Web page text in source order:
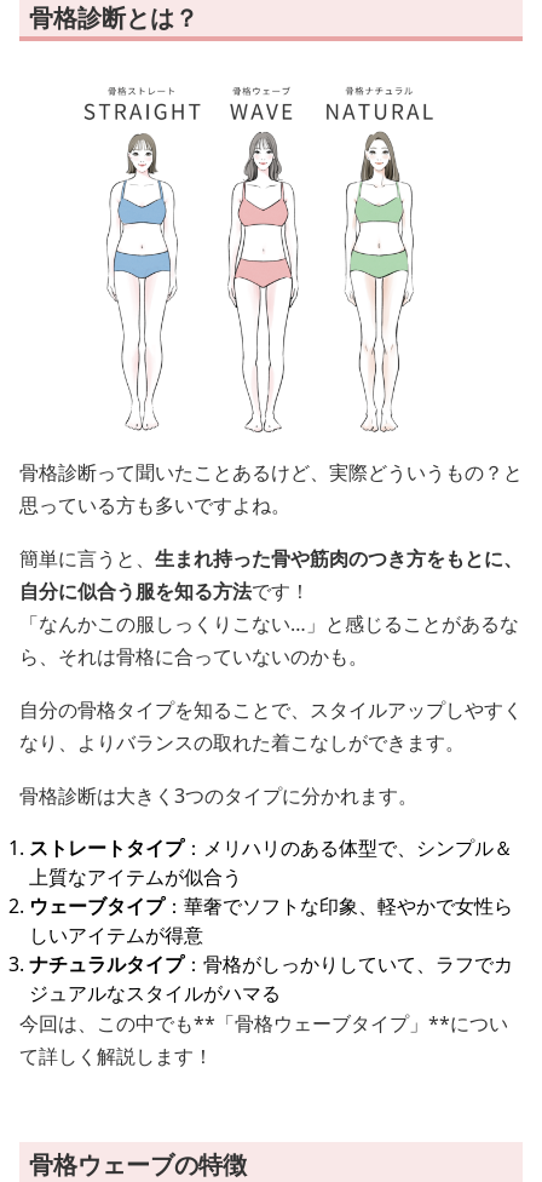
骨格診断とは？
骨格診断って聞いたことあるけど、実際どういうもの？と
思っている方も多いですよね。
簡単に言うと、 生まれ持った骨や筋肉のつき方をもとに、
自分に似合う服を知る方法です！
「なんかこの服しっくりこない…」と感じることがあるな
ら、それは骨格に合っていないのかも。
自分の骨格タイプを知ることで、スタイルアップしやすく
なり、よりバランスの取れた着こなしができます。
骨格診断は大きく3つのタイプに分かれます。
ストレートタイプ：メリハリのある体型で、シンプル＆
上質なアイテムが似合う
ウェーブタイプ：華奢でソフトな印象、軽やかで女性ら
しいアイテムが得意
ナチュラルタイプ：骨格がしっかりしていて、ラフでカ
ジュアルなスタイルがハマる
今回は、この中でも**「骨格ウェーブタイプ」**につい
て詳しく解説します！
骨格ウェーブの特徴